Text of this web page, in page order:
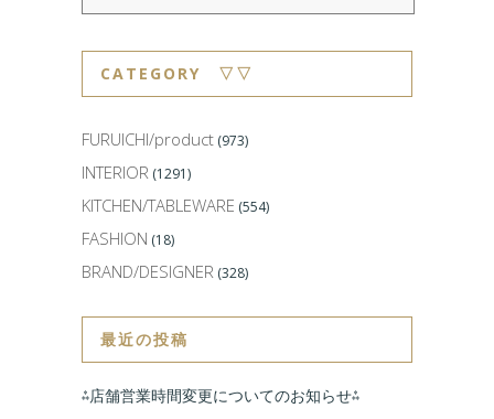
CATEGORY ▽▽
FURUICHI/product (973)
INTERIOR (1291)
KITCHEN/TABLEWARE (554)
FASHION (18)
BRAND/DESIGNER (328)
最近の投稿
⁂店舗営業時間変更についてのお知らせ⁂